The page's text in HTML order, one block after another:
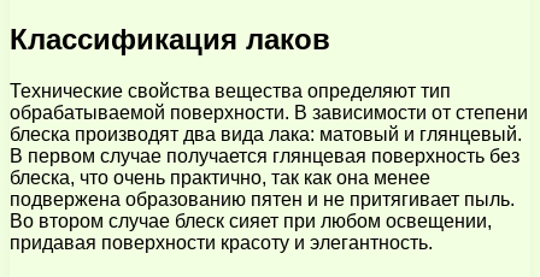
Классификация лаков
Технические свойства вещества определяют тип
обрабатываемой поверхности. В зависимости от степени
блеска производят два вида лака: матовый и глянцевый.
В первом случае получается глянцевая поверхность без
блеска, что очень практично, так как она менее
подвержена образованию пятен и не притягивает пыль.
Во втором случае блеск сияет при любом освещении,
придавая поверхности красоту и элегантность.